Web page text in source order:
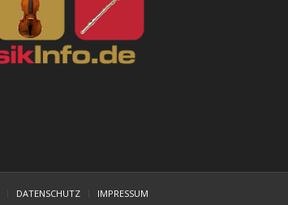
DATENSCHUTZ IMPRESSUM